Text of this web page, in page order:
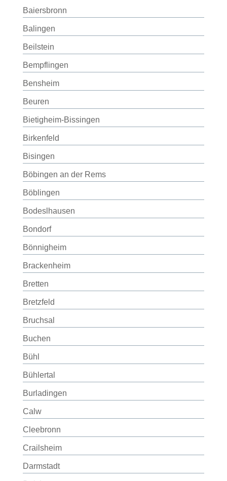
Baiersbronn
Balingen
Beilstein
Bempflingen
Bensheim
Beuren
Bietigheim-Bissingen
Birkenfeld
Bisingen
Böbingen an der Rems
Böblingen
Bodeslhausen
Bondorf
Bönnigheim
Brackenheim
Bretten
Bretzfeld
Bruchsal
Buchen
Bühl
Bühlertal
Burladingen
Calw
Cleebronn
Crailsheim
Darmstadt